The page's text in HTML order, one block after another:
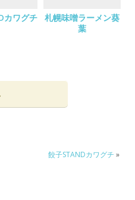
カワグチ
札幌味噌ラーメン葵
葉
餃子STANDカワグチ »